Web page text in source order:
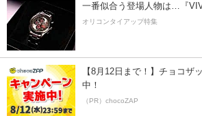
一番似合う登場人物は…『
オリコンタイアップ特集
【8月12日まで！】チョコザ
中！
（PR）chocoZAP